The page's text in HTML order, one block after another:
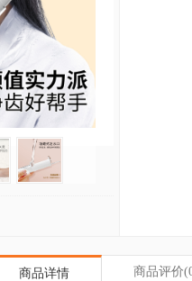
商品详情 商品评价